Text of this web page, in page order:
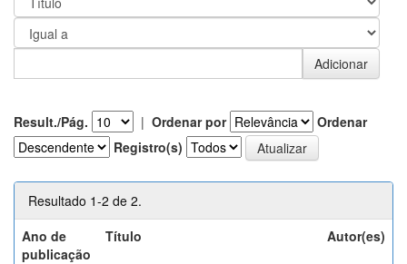
Result./Pág. | Ordenar por
Ordenar
Registro(s)
Resultado 1-2 de 2.
Ano de
publicação
Título Autor(es)